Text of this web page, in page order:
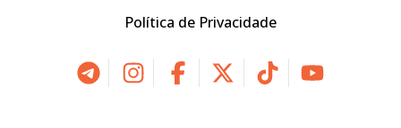
Política de Privacidade